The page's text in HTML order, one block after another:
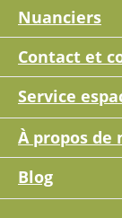
Nuanciers
Contact et
Service
À propos de
Blog